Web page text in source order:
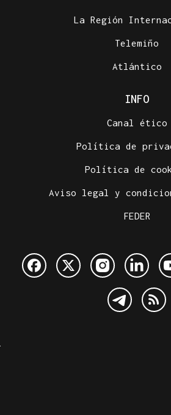
La Región
Telemiño
Atlántico
INFO
Canal ético
Política de
Política de
Aviso legal y
FEDER